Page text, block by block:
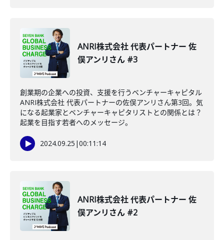
ANRI株式会社 代表パートナー 佐
俣アンリさん #3
創業期の企業への投資、支援を行うベンチャーキャピタル
ANRI株式会社 代表パートナーの佐俣アンリさん第3回。気
になる起業家とベンチャーキャピタリストとの関係とは？
起業を目指す若者へのメッセージ。
2024.09.25 |00:11:14
ANRI株式会社 代表パートナー 佐
俣アンリさん #2